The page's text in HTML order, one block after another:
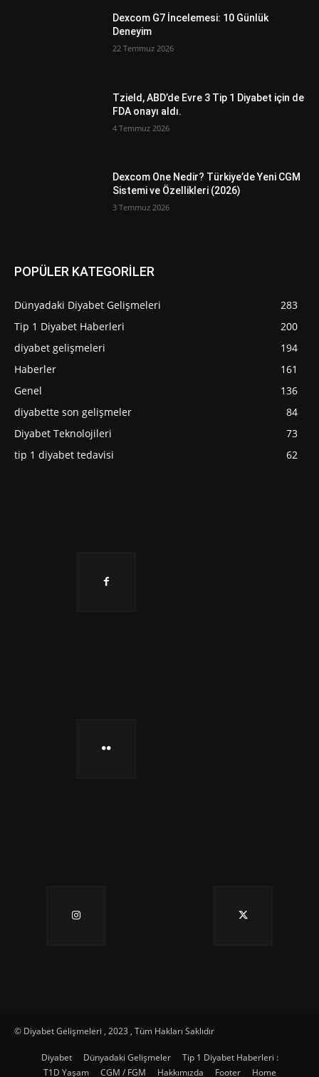
Dexcom G7 İncelemesi: 10 Günlük
Deneyim
22 Temmuz 2026
Tzield, ABD’de Evre 3 Tip 1 Diyabet için de
FDA onayı aldı.
4 Temmuz 2026
Dexcom One Nedir? Türkiye’de Yeni CGM
Sistemi ve Özellikleri (2026)
3 Temmuz 2026
POPÜLER KATEGORİLER
Dünyadaki Diyabet Gelişmeleri
283
Tip 1 Diyabet Haberleri
200
diyabet gelişmeleri
194
Haberler
161
Genel
136
diyabette son gelişmeler
84
Diyabet Teknolojileri
73
tip 1 diyabet tedavisi
62
© Diyabet Gelişmeleri , 2023 , Tüm Hakları Saklıdır
Diyabet Dünyadaki Gelişmeler
Tip 1 Diyabet Haberleri :
T1D Yaşam
CGM / FGM Hakkımızda Footer Home